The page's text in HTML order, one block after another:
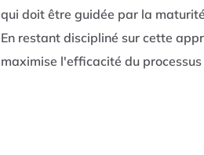
qui doit être guidée par la
En restant discipliné sur cette
maximise l'efficacité du